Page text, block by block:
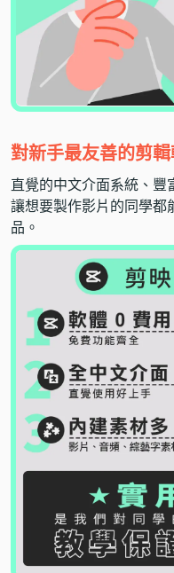
對新手最友善的剪
直覺的中文介面系統、
讓想要製作影片的同學都
品。